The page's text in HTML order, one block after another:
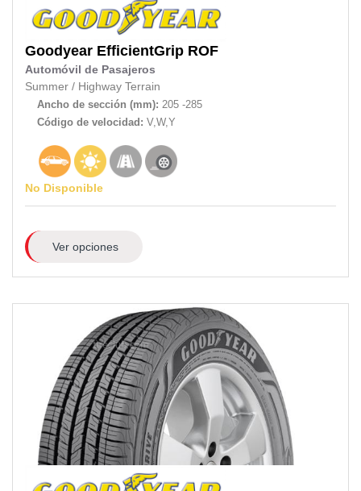
Goodyear EfficientGrip ROF
Automóvil de Pasajeros
Summer / Highway Terrain
Ancho de sección (mm): 205 -285
Código de velocidad: V,W,Y
No Disponible
Ver opciones